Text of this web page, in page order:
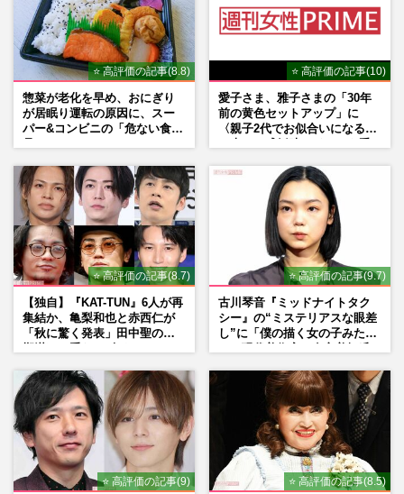
⭐ 高評価の記事(8.8)
惣菜が老化を早め、おにぎり
が居眠り運転の原因に、スー
パー&コンビニの「危ない食
⭐ 高評価の記事(10)
愛子さま、雅子さまの「30年
前の黄色セットアップ」に
〈親子2代でお似合いになる〉
⭐ 高評価の記事(8.7)
【独自】『KAT-TUN』6人が再
集結か、亀梨和也と赤西仁が
「秋に驚く発表」田中聖の刑
⭐ 高評価の記事(9.7)
古川琴音『ミッドナイトタク
シー』の“ミステリアスな眼差
し”に「僕の描く女の子みた
⭐ 高評価の記事(9) ⭐ 高評価の記事(8.5)